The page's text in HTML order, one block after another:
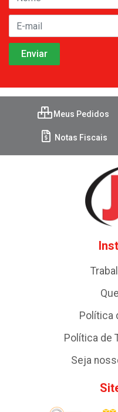
Meus Pedidos
Notas Fiscais
Política
Política de
Seja